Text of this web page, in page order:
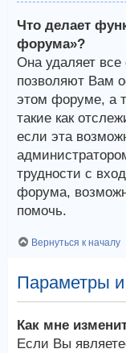
Что делает
форума»?
Она удаляет
позволяют Вам
этом форуме, а
такие как
если эта
трудности с
форума,
помочь.
Вернуться к началу
Параметры и
Как мне
Если Вы